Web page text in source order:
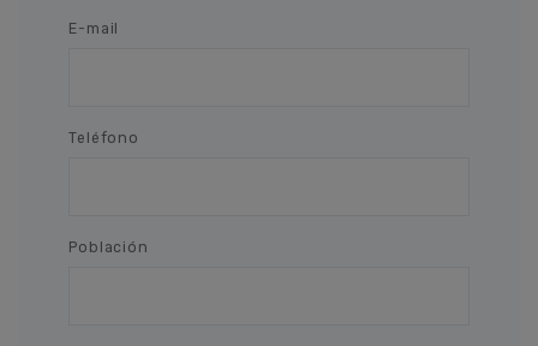
E-mail
Teléfono
Población